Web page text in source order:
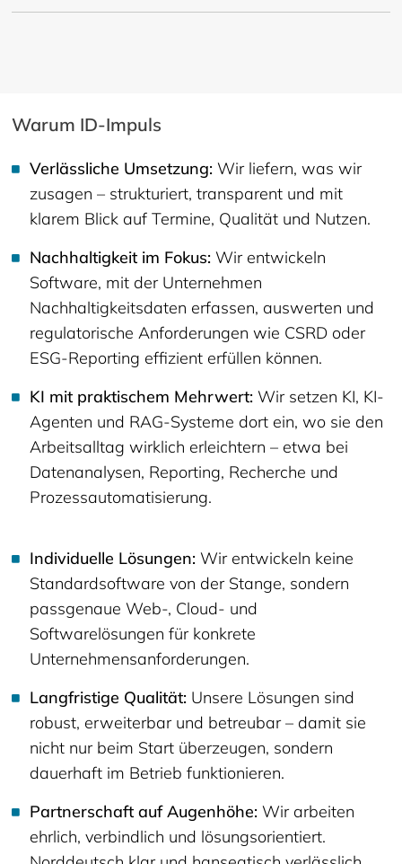
Warum ID-Impuls
Verlässliche Umsetzung:Wir liefern, was wir
zusagen – strukturiert, transparent und mit
klarem Blick auf Termine, Qualität und Nutzen.
Nachhaltigkeit im Fokus: Wir entwickeln
Software, mit der Unternehmen
Nachhaltigkeitsdaten erfassen, auswerten und
regulatorische Anforderungen wie CSRD oder
ESG-Reporting effizient erfüllen können.
KI mit praktischem Mehrwert: Wir setzen KI, KI-
Agenten und RAG-Systeme dort ein, wo sie den
Arbeitsalltag wirklich erleichtern – etwa bei
Datenanalysen, Reporting, Recherche und
Prozessautomatisierung.
Individuelle Lösungen:Wir entwickeln keine
Standardsoftware von der Stange, sondern
passgenaue Web-, Cloud- und
Softwarelösungen für konkrete
Unternehmensanforderungen.
Langfristige Qualität: Unsere Lösungen sind
robust, erweiterbar und betreubar – damit sie
nicht nur beim Start überzeugen, sondern
dauerhaft im Betrieb funktionieren.
Partnerschaft auf Augenhöhe:Wir arbeiten
ehrlich, verbindlich und lösungsorientiert.